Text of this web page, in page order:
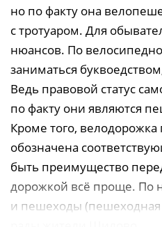
но по факту она
с тротуаром. Для
нюансов. По
заниматься
Ведь правовой статус
по факту они являются
Кроме того,
обозначена
быть преимущество
дорожкой всё проще. По
и пешеходы (пешеходная